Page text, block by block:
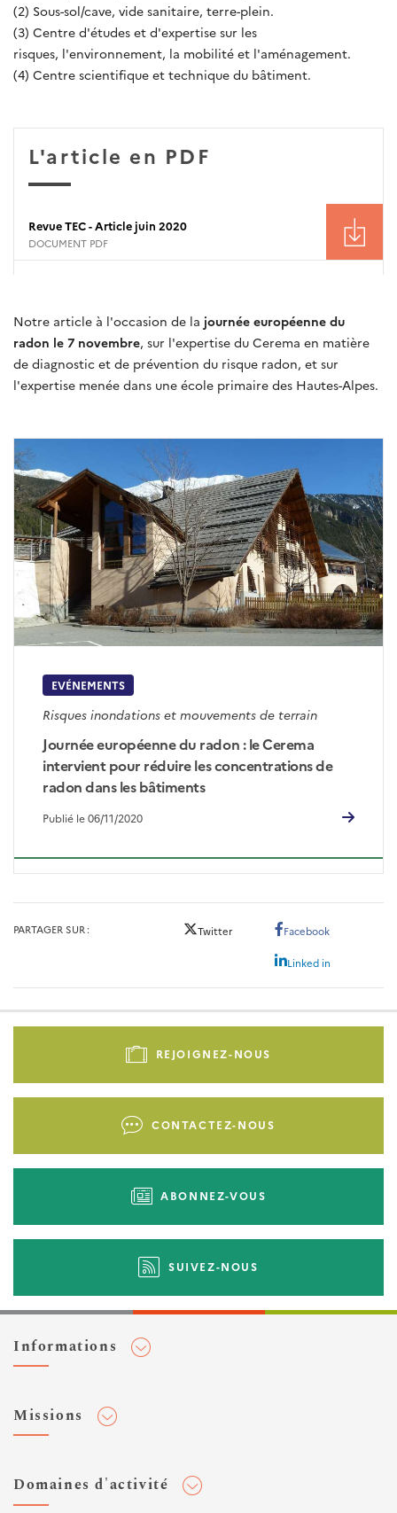
(2) Sous-sol/cave, vide sanitaire, terre-plein.
(3) Centre d'études et d'expertise sur les
risques, l'environnement, la mobilité et l'aménagement.
(4) Centre scientifique et technique du bâtiment.
L'article en PDF
Revue TEC - Article juin 2020
DOCUMENT PDF
Notre article à l'occasion de la journée européenne du
radon le 7 novembre, sur l'expertise du Cerema en matière
de diagnostic et de prévention du risque radon, et sur
l'expertise menée dans une école primaire des Hautes-Alpes.
EVÉNEMENTS
Risques inondations et mouvements de terrain
Journée européenne du radon : le Cerema
intervient pour réduire les concentrations de
radon dans les bâtiments
Publié le 06/11/2020
PARTAGER SUR Twitter Facebook
Linked in
Pied
-
REJOIGNEZ-NOUS
CONTACTEZ-NOUS
ABONNEZ-VOUS
SUIVEZ-NOUS
Informations
Flux RSS
Missions
Domaines d'activité